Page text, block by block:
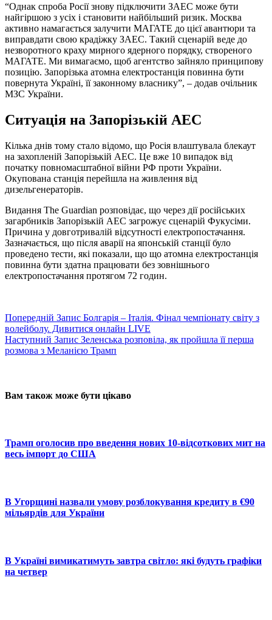
“Однак спроба Росії знову підключити ЗАЕС може бути
найгіршою з усіх і становити найбільший ризик. Москва
активно намагається залучити МАГАТЕ до цієї авантюри та
виправдати свою крадіжку ЗАЕС. Такий сценарій веде до
незворотного краху мирного ядерного порядку, створеного
МАГАТЕ. Ми вимагаємо, щоб агентство зайняло принципову
позицію. Запорізька атомна електростанція повинна бути
повернута Україні, її законному власнику”, – додав очільник
МЗС України.
Ситуація на Запорізькій АЕС
Кілька днів тому стало відомо, що Росія влаштувала блекаут
на захопленій Запорізькій АЕС. Це вже 10 випадок від
початку повномасштабної війни РФ проти України.
Окупована станція перейшла на живлення від
дизельгенераторів.
Видання The Guardian розповідає, що через дії російських
загарбників Запорізькій АЕС загрожує сценарій Фукусіми.
Причина у довготривалій відсутності електропостачання.
Зазначається, що після аварії на японській станції було
проведено тести, які показали, що що атомна електростанція
повинна бути здатна працювати без зовнішнього
електропостачання протягом 72 годин.
Попередній Запис Болгарія – Італія. Фінал чемпіонату світу з
волейболу. Дивитися онлайн LIVE
Наступний Запис Зеленська розповіла, як пройшла її перша
розмова з Меланією Трамп
Вам також може бути цікаво
Трамп оголосив про введення нових 10-відсоткових мит на
весь імпорт до США
В Угорщині назвали умову розблокування кредиту в €90
мільярдів для України
В Україні вимикатимуть завтра світло: які будуть графіки
на четвер